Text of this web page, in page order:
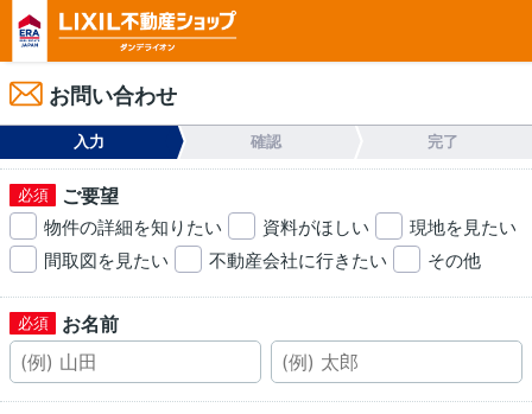
お問い合わせ
入力 確認 完了
ご要望
物件の詳細を知りたい 資料がほしい
現地を見たい
間取図を見たい
不動産会社に行きたい その他
お名前